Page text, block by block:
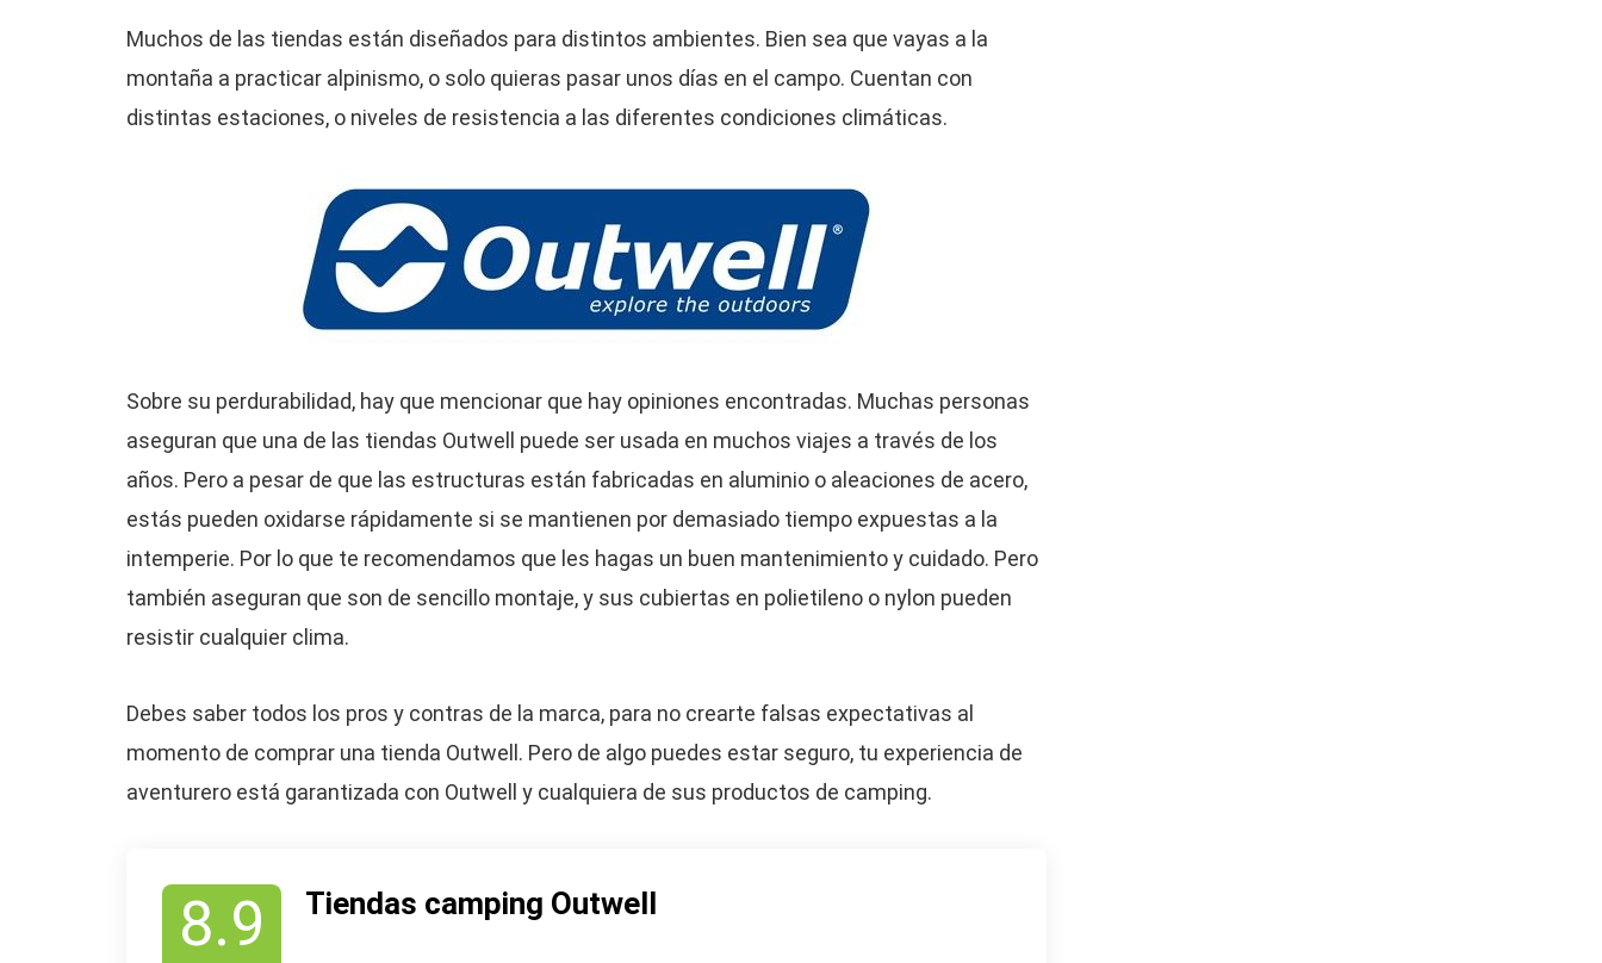
Muchos de las tiendas están diseñados para distintos ambientes. Bien sea que vayas a la
montaña a practicar alpinismo, o solo quieras pasar unos días en el campo. Cuentan con
distintas estaciones, o niveles de resistencia a las diferentes condiciones climáticas.
Sobre su perdurabilidad, hay que mencionar que hay opiniones encontradas. Muchas personas
aseguran que una de las tiendas Outwell puede ser usada en muchos viajes a través de los
años. Pero a pesar de que las estructuras están fabricadas en aluminio o aleaciones de acero,
estás pueden oxidarse rápidamente si se mantienen por demasiado tiempo expuestas a la
intemperie. Por lo que te recomendamos que les hagas un buen mantenimiento y cuidado. Pero
también aseguran que son de sencillo montaje, y sus cubiertas en polietileno o nylon pueden
resistir cualquier clima.
Debes saber todos los pros y contras de la marca, para no crearte falsas expectativas al
momento de comprar una tienda Outwell. Pero de algo puedes estar seguro, tu experiencia de
aventurero está garantizada con Outwell y cualquiera de sus productos de camping.
8.9 Tiendas camping Outwell